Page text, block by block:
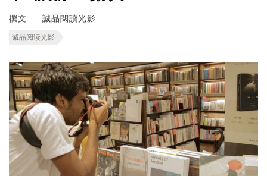
撰文 誠品閱讀光影
诚品阅读光影